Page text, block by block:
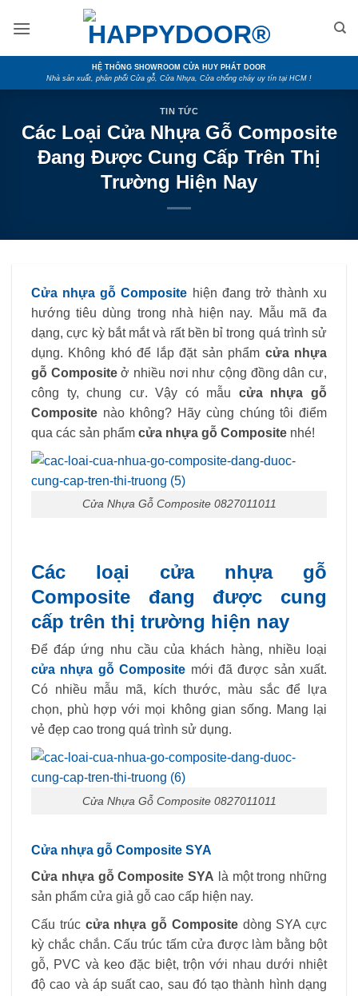
HỆ THỐNG SHOWROOM CỬA HUY PHÁT DOOR
Nhà sản xuất, phân phối Cửa gỗ, Cửa Nhựa, Cửa chống cháy uy tín tại HCM !
TIN TỨC
Các Loại Cửa Nhựa Gỗ Composite
Đang Được Cung Cấp Trên Thị
Trường Hiện Nay
Cửa nhựa gỗ Composite hiện đang trở thành xu
hướng tiêu dùng trong nhà hiện nay. Mẫu mã đa
dạng, cực kỳ bắt mắt và rất bền bỉ trong quá trình sử
dụng. Không khó để lắp đặt sản phẩm cửa nhựa
gỗ Compositeở nhiều nơi như cộng đồng dân cư,
công ty, chung cư. Vậy có mẫu cửa nhựa gỗ
Composite nào không? Hãy cùng chúng tôi điểm
qua các sản phẩm cửa nhựa gỗ Composite nhé!
Cửa Nhựa Gỗ Composite 0827011011
Các loại cửa nhựa gỗ
Composite đang được cung
cấp trên thị trường hiện nay
Để đáp ứng nhu cầu của khách hàng, nhiều loại
cửa nhựa gỗ Composite mới đã được sản xuất.
Có nhiều mẫu mã, kích thước, màu sắc để lựa
chọn, phù hợp với mọi không gian sống. Mang lại
vẻ đẹp cao trong quá trình sử dụng.
Cửa Nhựa Gỗ Composite 0827011011
Cửa nhựa gỗ Composite SYA
Cửa nhựa gỗ Composite SYA là một trong những
sản phẩm cửa giả gỗ cao cấp hiện nay.
Cấu trúc cửa nhựa gỗ Compositedòng SYA cực
kỳ chắc chắn. Cấu trúc tấm cửa được làm bằng bột
gỗ, PVC và keo đặc biệt, trộn với nhau dưới nhiệt
độ cao và áp suất cao, sau đó tạo thành hình dạng